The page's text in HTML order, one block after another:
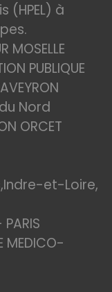
(HPEL) à
MOSELLE
PUBLIQUE
Nord
ORCET
et-Loire,
PARIS
MEDICO-